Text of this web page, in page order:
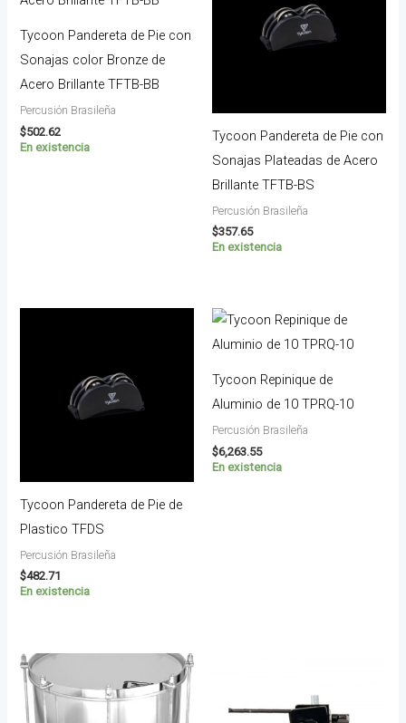
Tycoon Pandereta de Pie con
Sonajas color Bronze de
Acero Brillante TFTB-BB
Percusión Brasileña
$502.62
En existencia
Tycoon Pandereta de Pie con
Sonajas Plateadas de Acero
Brillante TFTB-BS
Percusión Brasileña
$357.65
En existencia
Tycoon Pandereta de Pie de
Plastico TFDS
Percusión Brasileña
$482.71
En existencia
Tycoon Repinique de
Aluminio de 10 TPRQ-10
Percusión Brasileña
$6,263.55
En existencia